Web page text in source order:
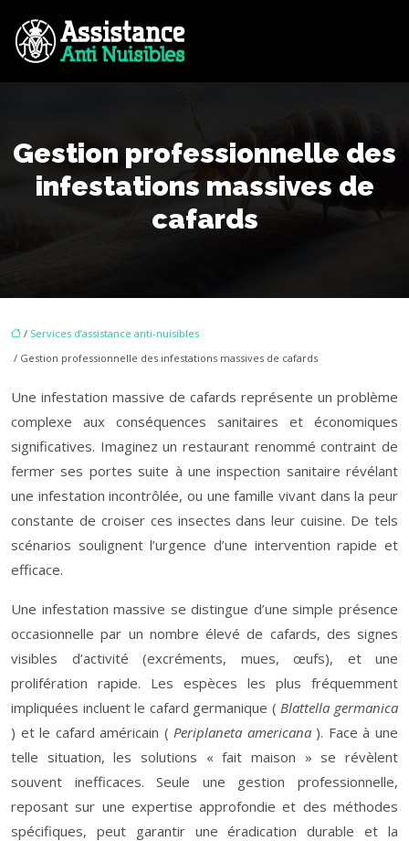
Gestion professionnelle des
infestations massives de
cafards
/ Services d’assistance anti-nuisibles
/ Gestion professionnelle des infestations massives de cafards
Une infestation massive de cafards représente un problème
complexe aux conséquences sanitaires et économiques
significatives. Imaginez un restaurant renommé contraint de
fermer ses portes suite à une inspection sanitaire révélant
une infestation incontrôlée, ou une famille vivant dans la peur
constante de croiser ces insectes dans leur cuisine. De tels
scénarios soulignent l’urgence d’une intervention rapide et
efficace.
Une infestation massive se distingue d’une simple présence
occasionnelle par un nombre élevé de cafards, des signes
visibles d’activité (excréments, mues, œufs), et une
prolifération rapide. Les espèces les plus fréquemment
impliquées incluent le cafard germanique (Blattella germanica
) et le cafard américain (Periplaneta americana ). Face à une
telle situation, les solutions « fait maison » se révèlent
souvent inefficaces. Seule une gestion professionnelle,
reposant sur une expertise approfondie et des méthodes
spécifiques, peut garantir une éradication durable et la